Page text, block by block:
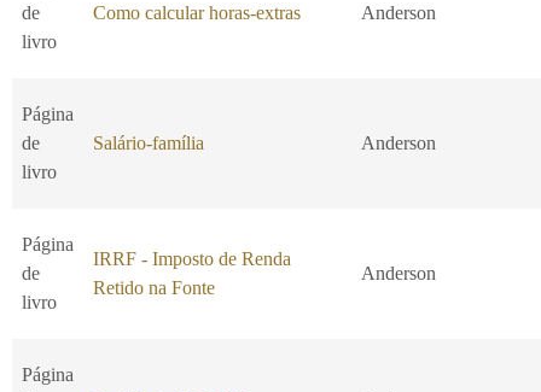
de
livro
Como calcular horas-extras Anderson
Página
de
livro
Salário-família Anderson
Página
de
livro
IRRF - Imposto de Renda
Retido na Fonte
Anderson
Página